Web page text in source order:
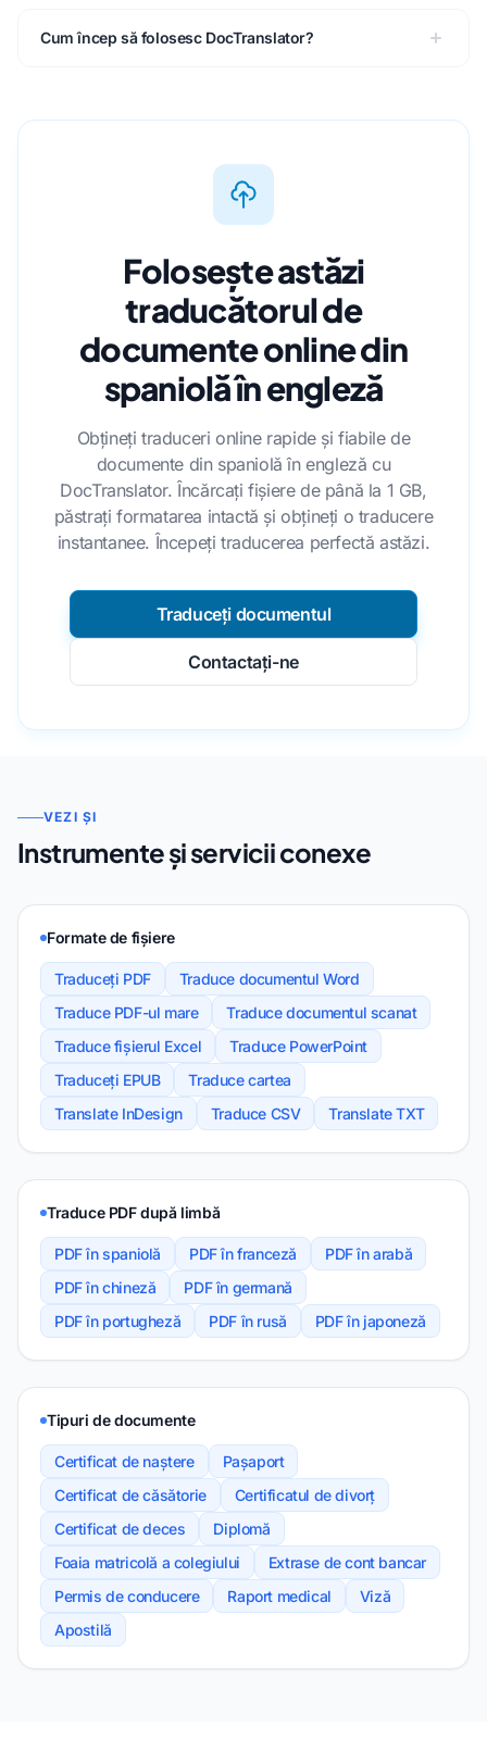
Cum încep să folosesc DocTranslator?
Folosește astăzi
traducătorul de
documente online din
spaniolă în engleză
Obțineți traduceri online rapide și fiabile de
documente din spaniolă în engleză cu
DocTranslator. Încărcați fișiere de până la 1 GB,
păstrați formatarea intactă și obțineți o traducere
instantanee. Începeți traducerea perfectă astăzi.
Traduceți documentul
Contactați-ne
VEZI ȘI
Instrumente și servicii conexe
Formate de fișiere
Traduceți PDF
Traduce documentul Word
Traduce PDF-ul mare
Traduce documentul scanat
Traduce fișierul Excel
Traduce PowerPoint
Traduceți EPUB
Traduce cartea
Translate InDesign
Traduce CSV Translate TXT
Traduce PDF după limbă
PDF în spaniolă PDF în franceză
PDF în arabă
PDF în chineză
PDF în germană
PDF în portugheză
PDF în rusă PDF în japoneză
Tipuri de documente
Certificat de naștere
Pașaport
Certificat de căsătorie
Certificatul de divorț
Certificat de deces
Diplomă
Foaia matricolă a colegiului
Extrase de cont bancar
Permis de conducere
Raport medical
Viză
Apostilă